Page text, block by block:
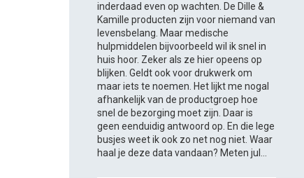
inderdaad even op wachten. De Dille &
Kamille producten zijn voor niemand van
levensbelang. Maar medische
hulpmiddelen bijvoorbeeld wil ik snel in
huis hoor. Zeker als ze hier opeens op
blijken. Geldt ook voor drukwerk om
maar iets te noemen. Het lijkt me nogal
afhankelijk van de productgroep hoe
snel de bezorging moet zijn. Daar is
geen eenduidig antwoord op. En die lege
busjes weet ik ook zo net nog niet. Waar
haal je deze data vandaan? Meten jul...